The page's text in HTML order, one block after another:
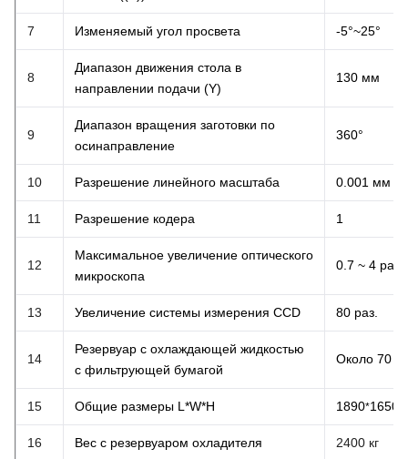
7 Изменяемый угол просвета -5°~25°
8
Диапазон движения стола в
направлении подачи (Y)
130 мм
9
Диапазон вращения заготовки по
осинаправление
360°
10 Разрешение линейного масштаба 0.001 мм
11 Разрешение кодера 1
12
Максимальное увеличение оптического
микроскопа
0.7 ~ 4 раза
13 Увеличение системы измерения CCD 80 раз.
14
Резервуар с охлаждающей жидкостью
с фильтрующей бумагой
Около 70
15 Общие размеры L*W*H 1890*1650
16 Вес с резервуаром охладителя 2400 кг